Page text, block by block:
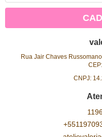
Rua Jair Chaves
CNPJ: